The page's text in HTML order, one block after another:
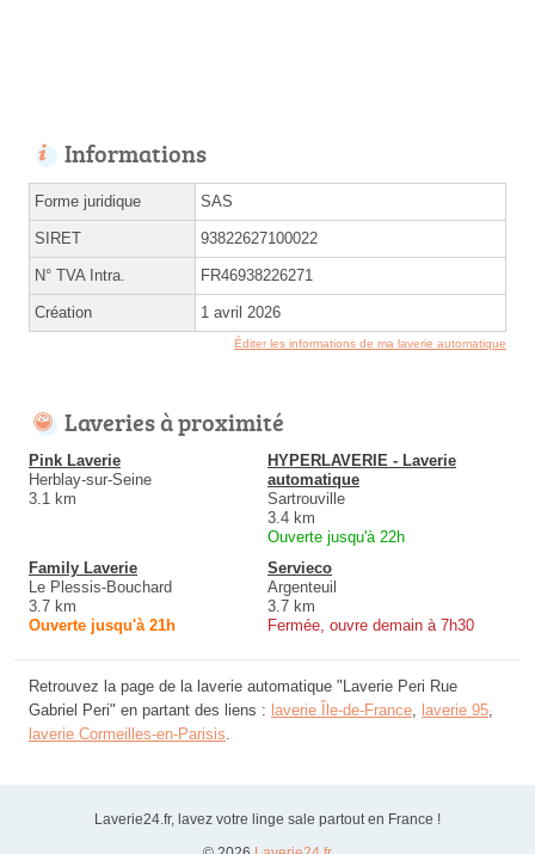
Informations
Forme juridique SAS
SIRET 93822627100022
N° TVA Intra. FR46938226271
Création 1 avril 2026
Éditer les informations de ma laverie automatique
Laveries à proximité
Pink Laverie
Herblay-sur-Seine
3.1 km
HYPERLAVERIE - Laverie
automatique
Sartrouville
3.4 km
Ouverte jusqu'à 22h
Family Laverie
Le Plessis-Bouchard
3.7 km
Ouverte jusqu'à 21h
Servieco
Argenteuil
3.7 km
Fermée, ouvre demain à 7h30
Retrouvez la page de la laverie automatique "Laverie Peri Rue
Gabriel Peri" en partant des liens : laverie Île-de-France, laverie 95,
laverie Cormeilles-en-Parisis.
Laverie24.fr, lavez votre linge sale partout en France !